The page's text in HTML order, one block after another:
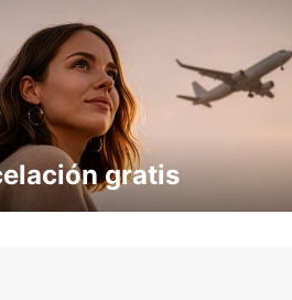
gratis